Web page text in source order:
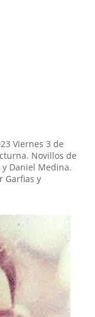
Viernes 3 de
Novillos de
y Daniel Medina.
Garfias y